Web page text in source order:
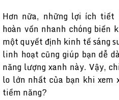
Hơn nữa, những lợi ích tiết
hoàn vốn nhanh chóng biến
một quyết định kinh tế sáng
linh hoạt cũng giúp bạn dễ
năng lượng xanh này. Vậy,
lo lớn nhất của bạn khi xem
tiềm năng?